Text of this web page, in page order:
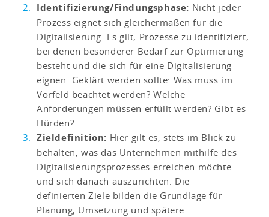
Identifizierung/Findungsphase: Nicht jeder
Prozess eignet sich gleichermaßen für die
Digitalisierung. Es gilt, Prozesse zu identifiziert,
bei denen besonderer Bedarf zur Optimierung
besteht und die sich für eine Digitalisierung
eignen. Geklärt werden sollte: Was muss im
Vorfeld beachtet werden? Welche
Anforderungen müssen erfüllt werden? Gibt es
Hürden?
Zieldefinition: Hier gilt es, stets im Blick zu
behalten, was das Unternehmen mithilfe des
Digitalisierungsprozesses erreichen möchte
und sich danach auszurichten. Die
definierten Ziele bilden die Grundlage für
Planung, Umsetzung und spätere